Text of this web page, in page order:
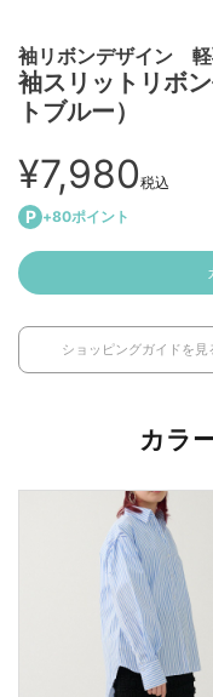
袖リボンデザイン 軽
袖スリットリボ
トブルー）
¥7,980税込
+80ポイント
ショッピングガイドを見
カラ